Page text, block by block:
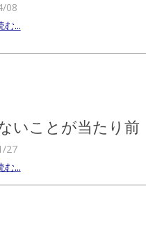
08
む...
いことが当たり前
27
む...